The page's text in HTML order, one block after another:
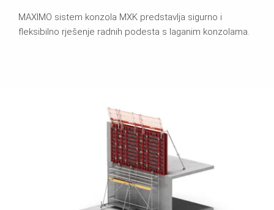
MAXIMO sistem konzola MXK predstavlja sigurno i
fleksibilno rješenje radnih podesta s laganim konzolama.